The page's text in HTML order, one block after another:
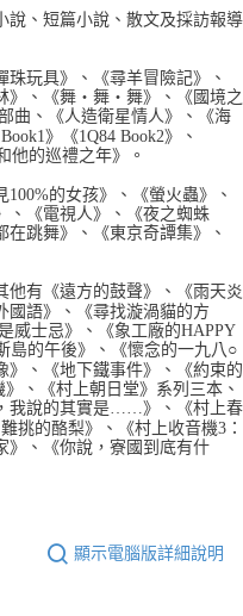
說、短篇小說、散文及採訪報導
玩具》、《尋羊冒險記》、
》、《舞‧舞‧舞》、《國境之
曲、《人造衛星情人》、《海
》《1Q84 Book2》、
他的巡禮之年》。
的女孩》、《螢火蟲》、
、《電視人》、《夜之蜘蛛
跳舞》、《東京奇譚集》、
他有《遠方的鼓聲》、《雨天炎
語》、《尋找漩渦貓的方
威士忌》、《象工廠的HAPPY
島的午後》、《懷念的一九八○
》、《地下鐵事件》、《約束的
、《村上朝日堂》系列三本、
我說的其實是……》、《村上春
挑的酪梨》、《村上收音機3：
》、《你說，寮國到底有什
顯示電腦版詳細說明